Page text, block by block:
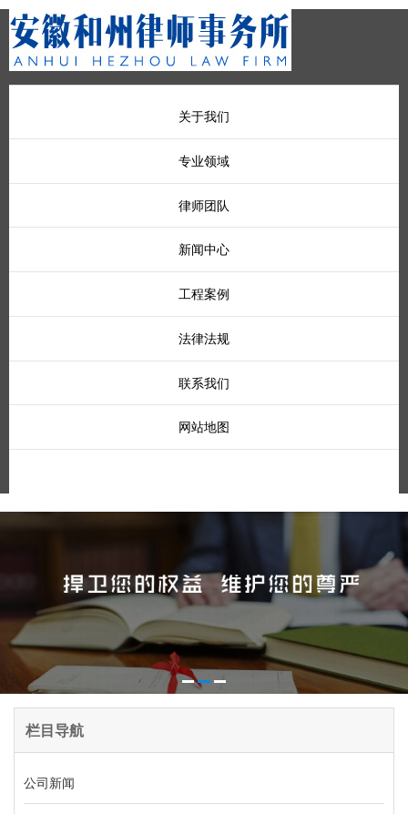
关于我们
专业领域
律师团队
新闻中心
工程案例
法律法规
联系我们
网站地图
栏目导航
公司新闻